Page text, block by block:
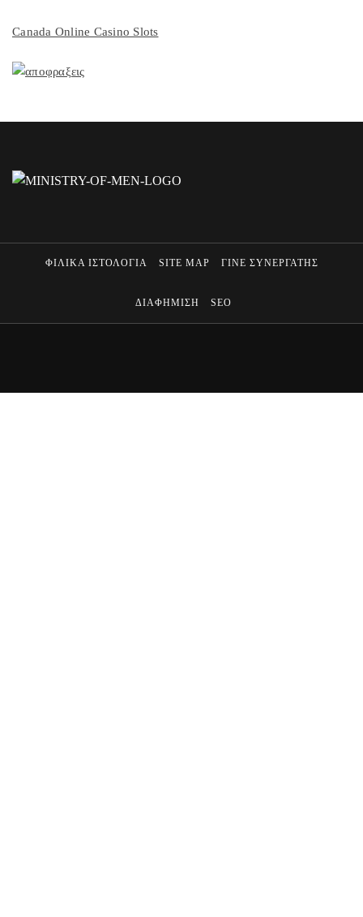
Canada Online Casino Slots
ΦΙΛΙΚΑ ΙΣΤΟΛΟΓΙΑ SITE MAP ΓΙΝΕ ΣΥΝΕΡΓΑΤΗΣ
ΔΙΑΦΗΜΙΣΗ SEO